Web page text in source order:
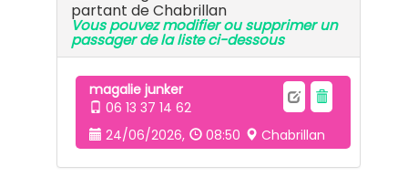
partant de Chabrillan
Vous pouvez modifier ou supprimer un
passager de la liste ci-dessous
magalie junker
06 13 37 14 62
24/06/2026,
08:50 Chabrillan